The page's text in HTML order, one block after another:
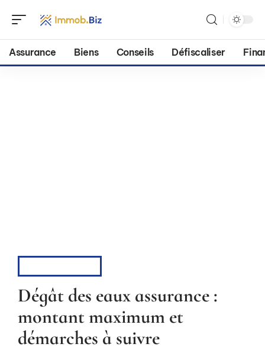
Assurance Biens Conseils Défiscaliser
Dégât des eaux assurance :
montant maximum et
démarches à suivre